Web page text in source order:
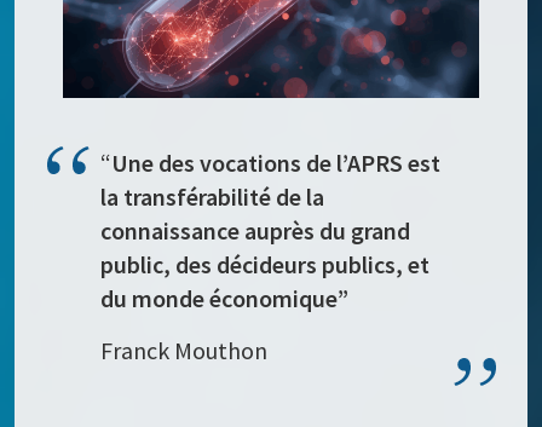
“Une des vocations de l’APRS est
la transférabilité de la
connaissance auprès du grand
public, des décideurs publics, et
du monde économique”
Franck Mouthon